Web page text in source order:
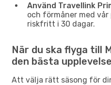
Använd Travellink
och förmåner med
riskfritt i 30 dagar.
När du ska flyga till
den bästa
Att välja rätt säsong för